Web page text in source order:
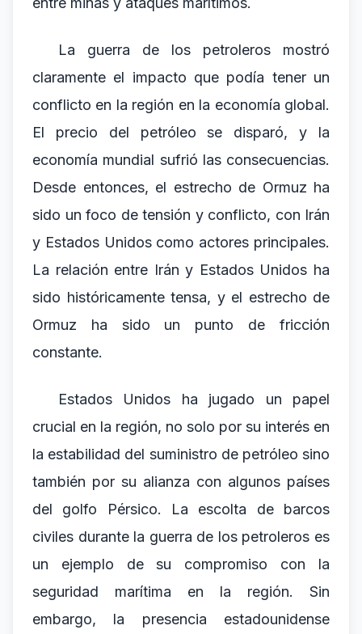
La guerra de los petroleros mostró
claramente el impacto que podía tener un
conflicto en la región en la economía global.
El precio del petróleo se disparó, y la
economía mundial sufrió las consecuencias.
Desde entonces, el estrecho de Ormuz ha
sido un foco de tensión y conflicto, con Irán
y Estados Unidos como actores principales.
La relación entre Irán y Estados Unidos ha
sido históricamente tensa, y el estrecho de
Ormuz ha sido un punto de fricción
constante.
Estados Unidos ha jugado un papel
crucial en la región, no solo por su interés en
la estabilidad del suministro de petróleo sino
también por su alianza con algunos países
del golfo Pérsico. La escolta de barcos
civiles durante la guerra de los petroleros es
un ejemplo de su compromiso con la
seguridad marítima en la región. Sin
embargo, la presencia estadounidense